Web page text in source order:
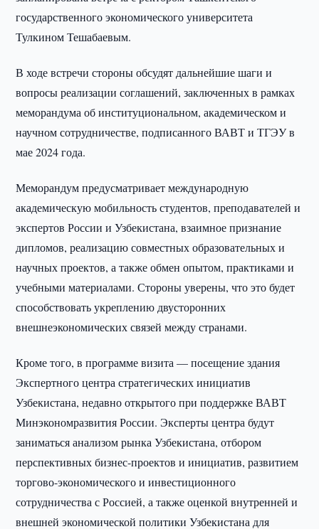
государственного экономического университета
Тулкином Тешабаевым.
В ходе встречи стороны обсудят дальнейшие шаги и
вопросы реализации соглашений, заключенных в рамках
меморандума об институциональном, академическом и
научном сотрудничестве, подписанного ВАВТ и ТГЭУ в
мае 2024 года.
Меморандум предусматривает международную
академическую мобильность студентов, преподавателей и
экспертов России и Узбекистана, взаимное признание
дипломов, реализацию совместных образовательных и
научных проектов, а также обмен опытом, практиками и
учебными материалами. Стороны уверены, что это будет
способствовать укреплению двусторонних
внешнеэкономических связей между странами.
Кроме того, в программе визита — посещение здания
Экспертного центра стратегических инициатив
Узбекистана, недавно открытого при поддержке ВАВТ
Минэкономразвития России. Эксперты центра будут
заниматься анализом рынка Узбекистана, отбором
перспективных бизнес-проектов и инициатив, развитием
торгово-экономического и инвестиционного
сотрудничества с Россией, а также оценкой внутренней и
внешней экономической политики Узбекистана для